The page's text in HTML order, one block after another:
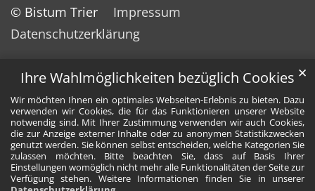
Ihre Wahlmöglichkeiten bezüglich Cookies
Wir möchten Ihnen ein optimales Webseiten-Erlebnis zu bieten. Dazu
verwenden wir Cookies, die für das Funktionieren unserer Website
notwendig sind. Mit Ihrer Zustimmung verwenden wir auch Cookies,
die zur Anzeige externer Inhalte oder zu anonymen Statistikzwecken
genutzt werden. Sie können selbst entscheiden, welche Kategorien Sie
zulassen möchten. Bitte beachten Sie, dass auf Basis Ihrer
Einstellungen womöglich nicht mehr alle Funktionalitäten der Seite zur
Verfügung stehen. Weitere Informationen finden Sie in unserer
✕
© Bistum Trier
Impressum
Datenschutzerklärung